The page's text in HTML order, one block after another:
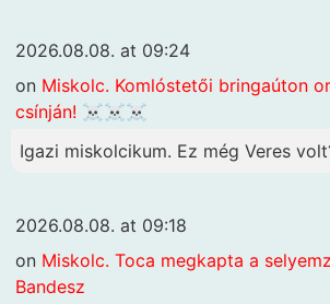
2026.08.08. at 09:24
on Miskolc. Komlóstetői bringaúton
csínján! ☠️☠️☠️
Igazi miskolcikum. Ez még Veres
2026.08.08. at 09:18
on Miskolc. Toca megkapta a
Bandesz